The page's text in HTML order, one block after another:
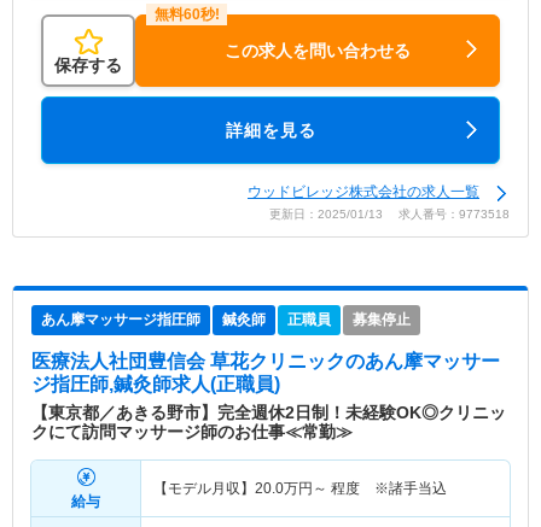
保存する
この求人を問い合わせる
詳細を見る
ウッドビレッジ株式会社の求人一覧
更新日：2025/01/13 求人番号：9773518
あん摩マッサージ指圧師 鍼灸師 正職員 募集停止
医療法人社団豊信会 草花クリニックのあん摩マッサー
ジ指圧師,鍼灸師求人(正職員)
【東京都／あきる野市】完全週休2日制！未経験OK◎クリニッ
クにて訪問マッサージ師のお仕事≪常勤≫
給与
【モデル月収】 20.0万円～ 程度 ※諸手当込